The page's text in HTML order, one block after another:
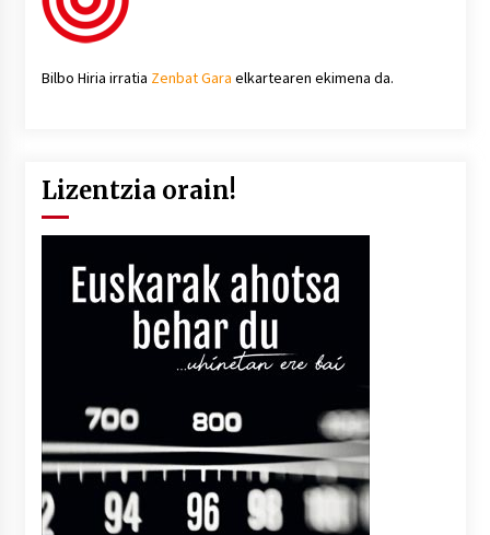
Bilbo Hiria irratia Zenbat Gara elkartearen ekimena da.
Lizentzia orain!